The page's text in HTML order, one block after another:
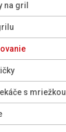
na gril
s mriežkou